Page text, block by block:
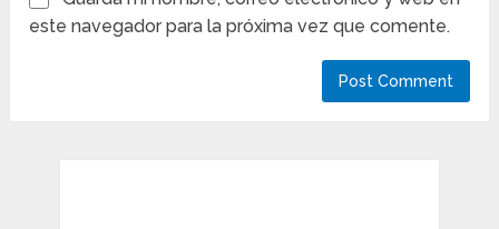
este navegador para la próxima vez que comente.